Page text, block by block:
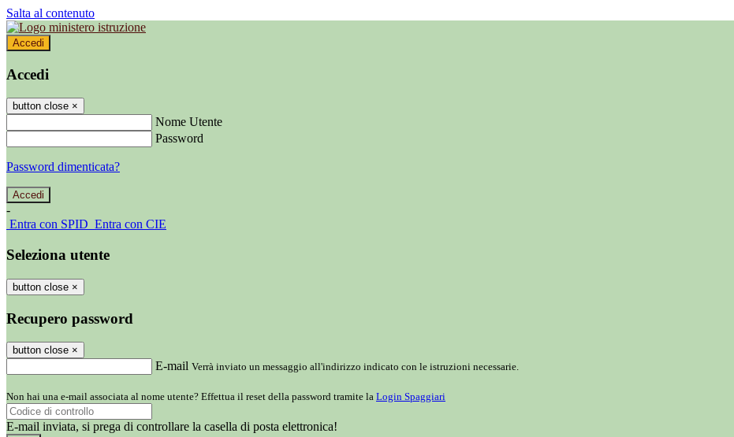
Salta al contenuto
Accedi
Accedi
button close ×
Nome Utente
Password
Password dimenticata?
-
Entra con SPID Entra con CIE
Seleziona utente
button close ×
Recupero password
button close ×
E-mail Verrà inviato un messaggio all'indirizzo indicato con le istruzioni necessarie.
Non hai una e-mail associata al nome utente? Effettua il reset della password tramite la Login Spaggiari
E-mail inviata, si prega di controllare la casella di posta elettronica!